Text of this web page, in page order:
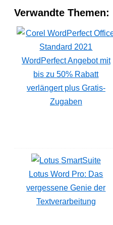
Verwandte Themen:
WordPerfect Angebot mit
bis zu 50% Rabatt
verlängert plus Gratis-
Zugaben
Lotus Word Pro: Das
vergessene Genie der
Textverarbeitung